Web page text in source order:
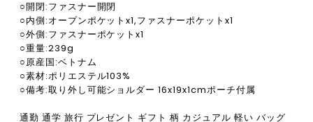
○開閉:ファスナー開閉
○内側:オープンポケットx1,ファスナーポケットx1
○外側:ファスナーポケットx1
○重量:239g
○原産国:ベトナム
○素材:ポリエステル103%
○備考:取り外し可能ショルダー 16x19x1cmポーチ付属
通勤 通学 旅行 プレゼント ギフト 柄 カジュアル 軽い バッグ